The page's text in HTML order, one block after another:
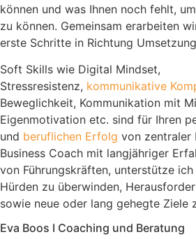
können und was Ihnen noch fehlt,
zu können. Gemeinsam erarbeiten
erste Schritte in Richtung
Soft Skills wie Digital Mindset,
Stressresistenz, kommunikative
Beweglichkeit, Kommunikation mit
Eigenmotivation etc. sind für Ihren
und beruflichen Erfolg von zentraler
Business Coach mit langjähriger
von Führungskräften, unterstütze ich
Hürden zu überwinden,
sowie neue oder lang gehegte Ziele
Eva Boos I Coaching und Beratung